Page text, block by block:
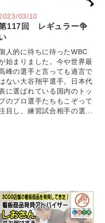
03/10
117回 レギュラー争
人的に待ちに待ったWBC
始まりました。今や世界最
峰の選手と言っても過言で
ない大谷翔平選手。日本代
に選ばれている国内のトッ
のプロ選手たちもこぞって
目し、練習試合相手の選...